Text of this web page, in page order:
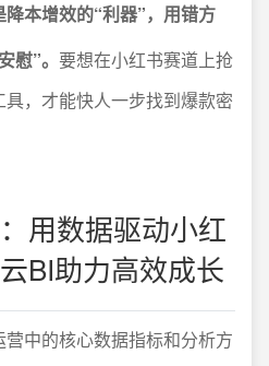
本增效的“利器”，用错方
慰”。 要想在小红书赛道上抢
，才能快人一步找到爆款密
用数据驱动小红
BI助力高效成长
中的核心数据指标和分析方